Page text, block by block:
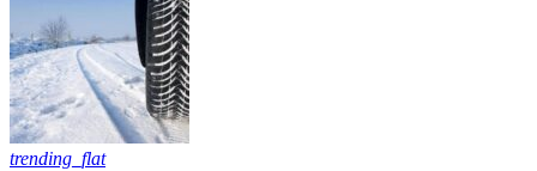
trending_flat